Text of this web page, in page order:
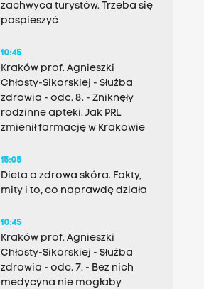
zachwyca turystów. Trzeba się
pospieszyć
10:45
Kraków prof. Agnieszki
Chłosty-Sikorskiej - Służba
zdrowia - odc. 8. - Zniknęły
rodzinne apteki. Jak PRL
zmienił farmację w Krakowie
15:05
Dieta a zdrowa skóra. Fakty,
mity i to, co naprawdę działa
10:45
Kraków prof. Agnieszki
Chłosty-Sikorskiej - Służba
zdrowia - odc. 7. - Bez nich
medycyna nie mogłaby